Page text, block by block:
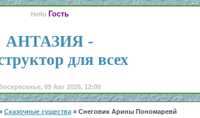
Hello Гость
АНТАЗИЯ -
для всех
09 Авг 2026, 12:00
Сказочные существа» Снеговик Арины Пономаревй